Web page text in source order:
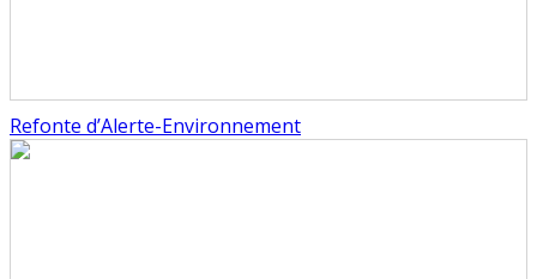
Refonte d’Alerte-Environnement